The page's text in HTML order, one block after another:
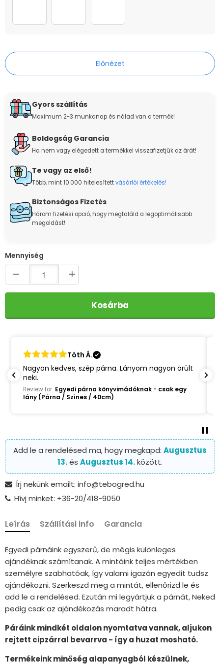
Előnézet
Gyors szállítás
Maximum 2-3 munkanap és nálad van a termék!
Boldogság Garancia
Ha nem vagy elégedett a termékkel visszafizetjük az árát!
Te vagy az első!
Több, mint 10.000 hitelesítettvásárlói értékelés!
Biztonságos Fizetés
Három fizetési opció, hogy megtaláld a legoptimálisabb
megoldást!
Kosárba
Tünde R.
Ajándékba rendeltem a lányomnak, borzasztóan
örült neki!! Imádja!
Review for:Egyedi párna könyvimádóknak - csak egy
lány
Add le a rendelésed ma, hogy megkapd: Augusztus
13.és Augusztus 14.között.
Írj nekünk emailt: info@tebogred.hu
Hívj minket: +36-20/418-9050
Leírás Szállítási info Garancia
Egyedi párnáink egyszerű, de mégis különleges
ajándéknak számítanak. A mintáink teljes mértékben
személyre szabhatóak, így valami igazán egyedit tudsz
ajándékozni. Szerkeszd meg a mintát, ellenőrizd le és
add le a rendelésed. Ezután mi legyártjuk a párnát, Neked
pedig csak az ajándékozás maradt hátra.
Páráink mindkét oldalon nyomtatva vannak, aljukon
rejtett cipzárral bevarrva - így a huzat mosható.
Termékeink minőség alapanyagból készülnek,